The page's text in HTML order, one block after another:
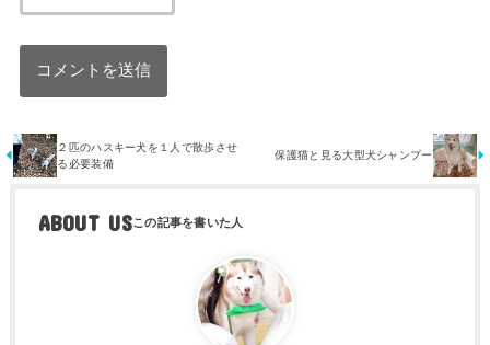
２匹のハスキー犬を１人で散歩させ
る必要装備
保護猫と見る大型犬シャンプー
ABOUT US